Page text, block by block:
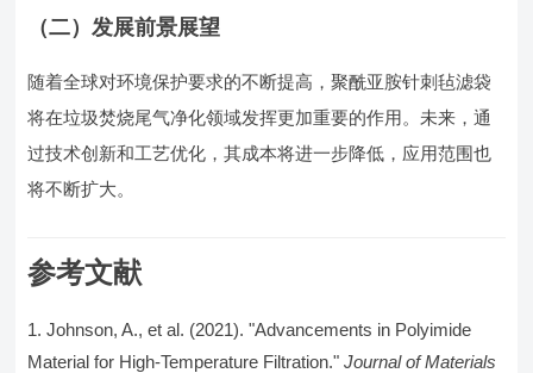
（二）发展前景展望
随着全球对环境保护要求的不断提高，聚酰亚胺针刺毡滤袋
将在垃圾焚烧尾气净化领域发挥更加重要的作用。未来，通
过技术创新和工艺优化，其成本将进一步降低，应用范围也
将不断扩大。
参考文献
Johnson, A., et al. (2021). "Advancements in Polyimide
Material for High-Temperature Filtration."Journal of Materials